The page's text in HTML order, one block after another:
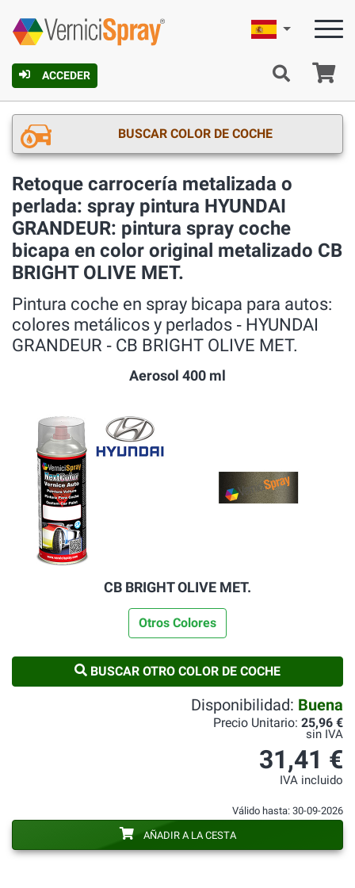
ACCEDER
Español
BUSCAR COLOR DE COCHE
Retoque carrocería metalizada o
perlada: spray pintura HYUNDAI
GRANDEUR: pintura spray coche
bicapa en color original metalizado CB
BRIGHT OLIVE MET.
Pintura coche en spray bicapa para autos:
colores metálicos y perlados ‐ HYUNDAI
GRANDEUR ‐ CB BRIGHT OLIVE MET.
Aerosol 400 ml
CB BRIGHT OLIVE MET.
Otros Colores
BUSCAR OTRO COLOR DE COCHE
Disponibilidad: Buena
Precio Unitario: 25,96 €
sin IVA
31,41 €
IVA incluido
Válido hasta: 30-09-2026
AÑADIR A LA CESTA